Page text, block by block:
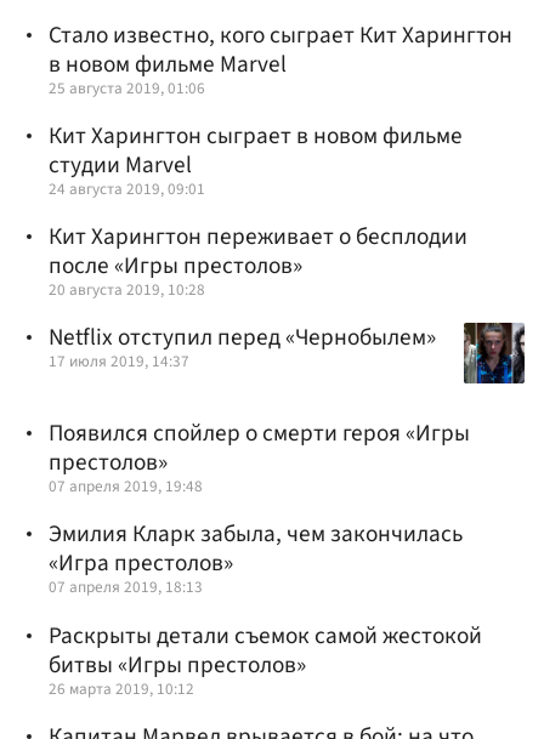
Стало известно, кого сыграет Кит Харингтон
в новом фильме Marvel
25 августа 2019, 01:06
Кит Харингтон сыграет в новом фильме
студии Marvel
24 августа 2019, 09:01
Кит Харингтон переживает о бесплодии
после «Игры престолов»
20 августа 2019, 10:28
Netflix отступил перед «Чернобылем»
17 июля 2019, 14:37
Появился спойлер о смерти героя «Игры
престолов»
07 апреля 2019, 19:48
Эмилия Кларк забыла, чем закончилась
«Игра престолов»
07 апреля 2019, 18:13
Раскрыты детали съемок самой жестокой
битвы «Игры престолов»
26 марта 2019, 10:12